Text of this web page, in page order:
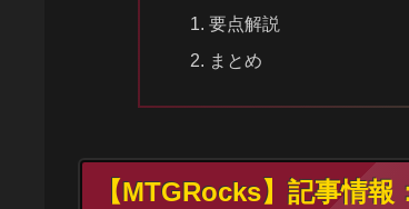
要点解説
まとめ
【MTGRocks】記事情